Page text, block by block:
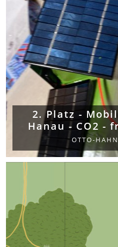
2. Platz -
Hanau - CO2 -
OTTO-